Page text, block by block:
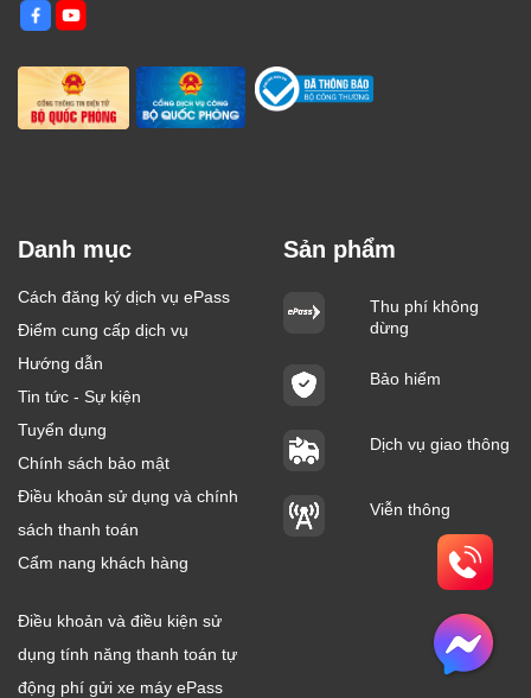
Danh mục
Cách đăng ký dịch vụ ePass
Điểm cung cấp dịch vụ
Hướng dẫn
Tin tức - Sự kiện
Tuyển dụng
Chính sách bảo mật
Điều khoản sử dụng và chính
sách thanh toán
Cẩm nang khách hàng
Điều khoản và điều kiện sử
dụng tính năng thanh toán tự
động phí gửi xe máy ePass
Sản phẩm
Thu phí không
dừng
Bảo hiểm
Dịch vụ giao thông
Viễn thông